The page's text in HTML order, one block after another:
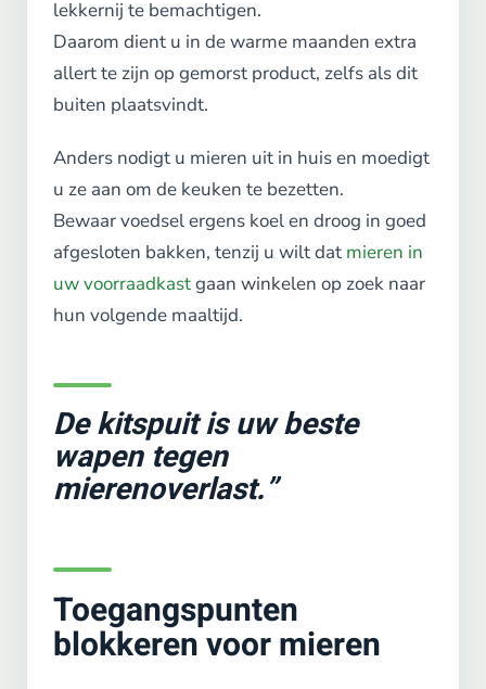
lekkernij te bemachtigen.
Daarom dient u in de warme maanden extra
allert te zijn op gemorst product, zelfs als dit
buiten plaatsvindt.
Anders nodigt u mieren uit in huis en moedigt
u ze aan om de keuken te bezetten.
Bewaar voedsel ergens koel en droog in goed
afgesloten bakken, tenzij u wilt dat mieren in
uw voorraadkastgaan winkelen op zoek naar
hun volgende maaltijd.
De kitspuit is uw beste
wapen tegen
mierenoverlast.”
Toegangspunten
blokkeren voor mieren